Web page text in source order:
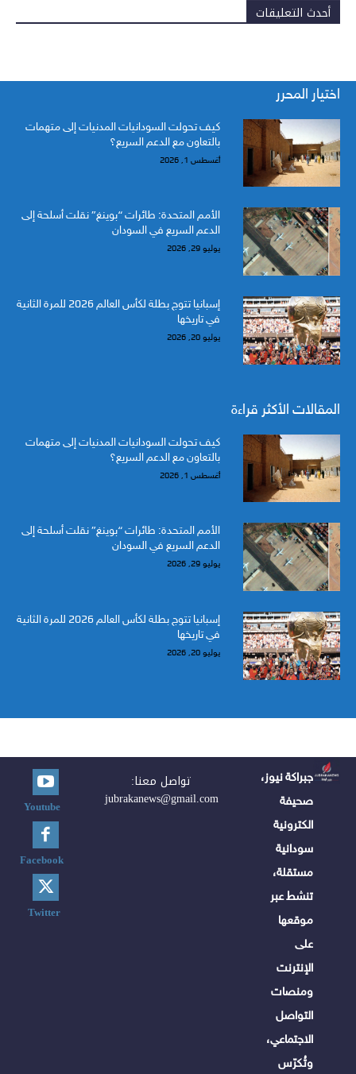
أحدث التعليقات
اختيار المحرر
كيف تحولت السودانيات المدنيات إلى متهمات
بالتعاون مع الدعم السريع؟
أغسطس 1, 2026
الأمم المتحدة: طائرات “بوينغ” نقلت أسلحة إلى
الدعم السريع في السودان
يوليو 29, 2026
إسبانيا تتوج بطلة لكأس العالم 2026 للمرة الثانية
في تاريخها
يوليو 20, 2026
المقالات الأكثر قراءة
كيف تحولت السودانيات المدنيات إلى متهمات
بالتعاون مع الدعم السريع؟
أغسطس 1, 2026
الأمم المتحدة: طائرات “بوينغ” نقلت أسلحة إلى
الدعم السريع في السودان
يوليو 29, 2026
إسبانيا تتوج بطلة لكأس العالم 2026 للمرة الثانية
في تاريخها
يوليو 20, 2026
جبراكة نيوز،
صحيفة
الكترونية
سودانية
مستقلة،
تنشط عبر
موقعها
على
الإنترنت
ومنصات
التواصل
الاجتماعي،
وتُكرّس
تواصل معنا:
jubrakanews@gmail.com
Youtube
Facebook
Twitter